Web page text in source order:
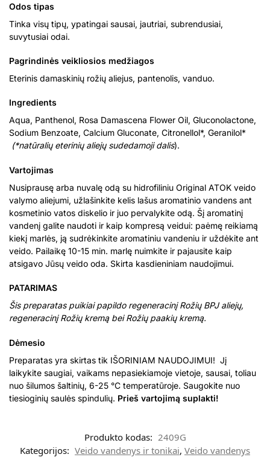
Odos tipas
Tinka visų tipų, ypatingai sausai, jautriai, subrendusiai,
suvytusiai odai.
Pagrindinės veikliosios medžiagos
Eterinis damaskinių rožių aliejus, pantenolis, vanduo.
Ingredients
Aqua, Panthenol, Rosa Damascena Flower Oil, Gluconolactone,
Sodium Benzoate, Calcium Gluconate, Citronellol*, Geranilol*
(*natūralių eterinių aliejų sudedamoji dalis).
Vartojimas
Nusiprausę arba nuvalę odą su hidrofiliniu Original ATOK veido
valymo aliejumi, užlašinkite kelis lašus aromatinio vandens ant
kosmetinio vatos diskelio ir juo pervalykite odą. Šį aromatinį
vandenį galite naudoti ir kaip kompresą veidui: paėmę reikiamą
kiekį marlės, ją sudrėkinkite aromatiniu vandeniu ir uždėkite ant
veido. Pailaikę 10-15 min. marlę nuimkite ir pajausite kaip
atsigavo Jūsų veido oda. Skirta kasdieniniam naudojimui.
PATARIMAS
Šis preparatas puikiai papildo regeneracinį Rožių BPJ aliejų,
regeneracinį Rožių kremą bei Rožių paakių kremą.
Dėmesio
Preparatas yra skirtas tik IŠORINIAM NAUDOJIMUI! Jį
laikykite saugiai, vaikams nepasiekiamoje vietoje, sausai, toliau
nuo šilumos šaltinių, 6-25 °C temperatūroje. Saugokite nuo
tiesioginių saulės spindulių. Prieš vartojimą suplakti!
Produkto kodas: 2409G
Kategorijos: Veido vandenys ir tonikai, Veido vandenys